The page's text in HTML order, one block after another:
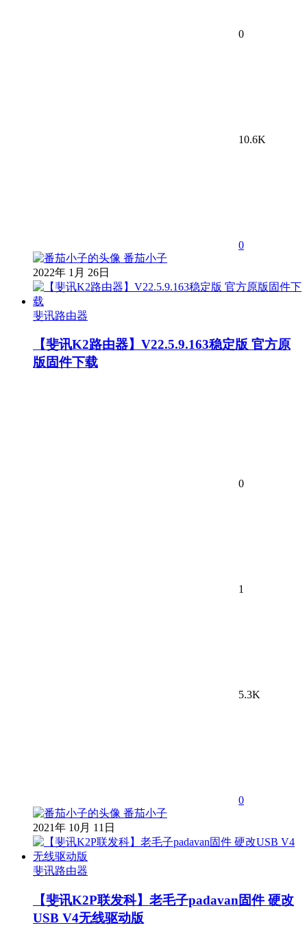
0
10.6K
0
番茄小子
2022年 1月 26日
斐讯路由器
【斐讯K2路由器】V22.5.9.163稳定版 官方原
版固件下载
0
1
5.3K
0
番茄小子
2021年 10月 11日
斐讯路由器
【斐讯K2P联发科】老毛子padavan固件 硬改
USB V4无线驱动版